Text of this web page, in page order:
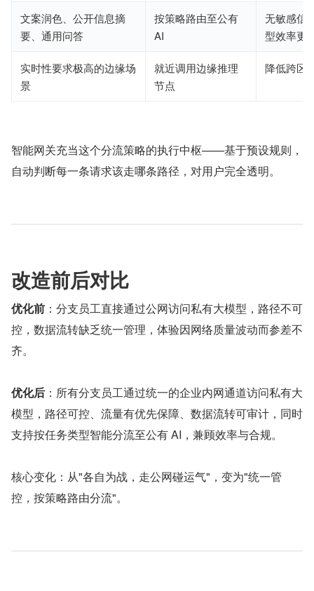
文案润色、公开信息摘
要、通用问答
按策略路由至公有
AI
无敏感信
型效率更
实时性要求极高的边缘场
景
就近调用边缘推理
节点
降低跨区
智能网关充当这个分流策略的执行中枢——基于预设规则，
自动判断每一条请求该走哪条路径，对用户完全透明。
改造前后对比
优化前 ：分支员工直接通过公网访问私有大模型，路径不可
控，数据流转缺乏统一管理，体验因网络质量波动而参差不
齐。
优化后 ：所有分支员工通过统一的企业内网通道访问私有大
模型，路径可控、流量有优先保障、数据流转可审计，同时
支持按任务类型智能分流至公有 AI，兼顾效率与合规。
核心变化：从"各自为战，走公网碰运气"，变为"统一管
控，按策略路由分流"。